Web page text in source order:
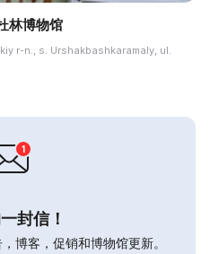
林博物馆
r-n., s. Urshakbashkaramaly, ul.
封信！
博客，促销和博物馆更新。